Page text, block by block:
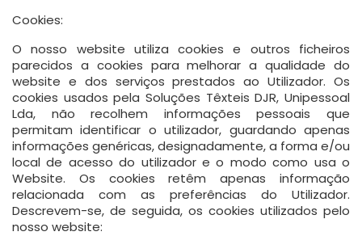
Cookies:
O nosso website utiliza cookies e outros ficheiros
parecidos a cookies para melhorar a qualidade do
website e dos serviços prestados ao Utilizador. Os
cookies usados pela Soluções Têxteis DJR, Unipessoal
Lda, não recolhem informações pessoais que
permitam identificar o utilizador, guardando apenas
informações genéricas, designadamente, a forma e/ou
local de acesso do utilizador e o modo como usa o
Website. Os cookies retêm apenas informação
relacionada com as preferências do Utilizador.
Descrevem-se, de seguida, os cookies utilizados pelo
nosso website: